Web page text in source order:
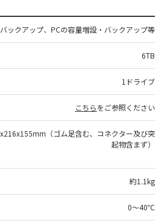
ックアップ、PCの容量増設・バックアップ等
6TB
1ドライブ
こちらをご参照ください
（ゴム足含む、コネクター及び突
起物含まず）
約1.1kg
0～40℃